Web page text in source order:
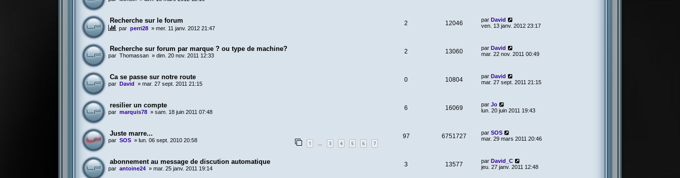
Recherche sur le forum
par perri28 »mer. 11 janv. 2012 21:47
2 12046 par David
ven. 13 janv. 2012 23:17
Recherche sur forum par marque ? ou type de machine?
par Thomassan »dim. 20 nov. 2011 12:33
2 13060 par David
mar. 22 nov. 2011 00:49
Ca se passe sur notre route
par David »mar. 27 sept. 2011 21:15
0 10804 par David
mar. 27 sept. 2011 21:15
resilier un compte
par marquis78 »sam. 18 juin 2011 07:48
6 16069 par Jo
lun. 20 juin 2011 19:43
Juste marre...
par SOS »lun. 06 sept. 2010 20:58 1 … 3 4 5 6 7
97 6751727 par SOS
mar. 29 mars 2011 20:46
abonnement au message de discution automatique
par antoine24 »mar. 25 janv. 2011 19:14
3 13577 par David_C
jeu. 27 janv. 2011 12:48